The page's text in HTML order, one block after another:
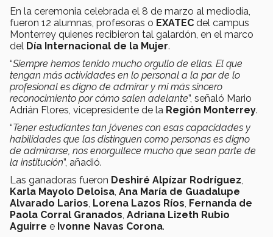
En la ceremonia celebrada el 8 de marzo al mediodía,
fueron 12 alumnas, profesoras o EXATEC del campus
Monterrey quienes recibieron tal galardón, en el marco
del Día Internacional de la Mujer.
“Siempre hemos tenido mucho orgullo de ellas. El que
tengan más actividades en lo personal a la par de lo
profesional es digno de admirar y mi más sincero
reconocimiento por cómo salen adelante”, señaló Mario
Adrián Flores, vicepresidente de la Región Monterrey.
“Tener estudiantes tan jóvenes con esas capacidades y
habilidades que las distinguen como personas es digno
de admirarse, nos enorgullece mucho que sean parte de
la institución”, añadió.
Las ganadoras fueron Deshiré Alpízar Rodríguez
Karla Mayolo Deloisa Ana María de Guadalupe
Alvarado Larios Lorena Lazos Ríos Fernanda de
Paola Corral Granados Adriana Lizeth Rubio
Aguirre e Ivonne Navas Corona.